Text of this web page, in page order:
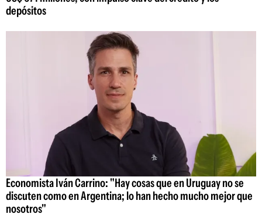
depósitos
Economista Iván Carrino: "Hay cosas que en Uruguay no se
discuten como en Argentina; lo han hecho mucho mejor que
nosotros"